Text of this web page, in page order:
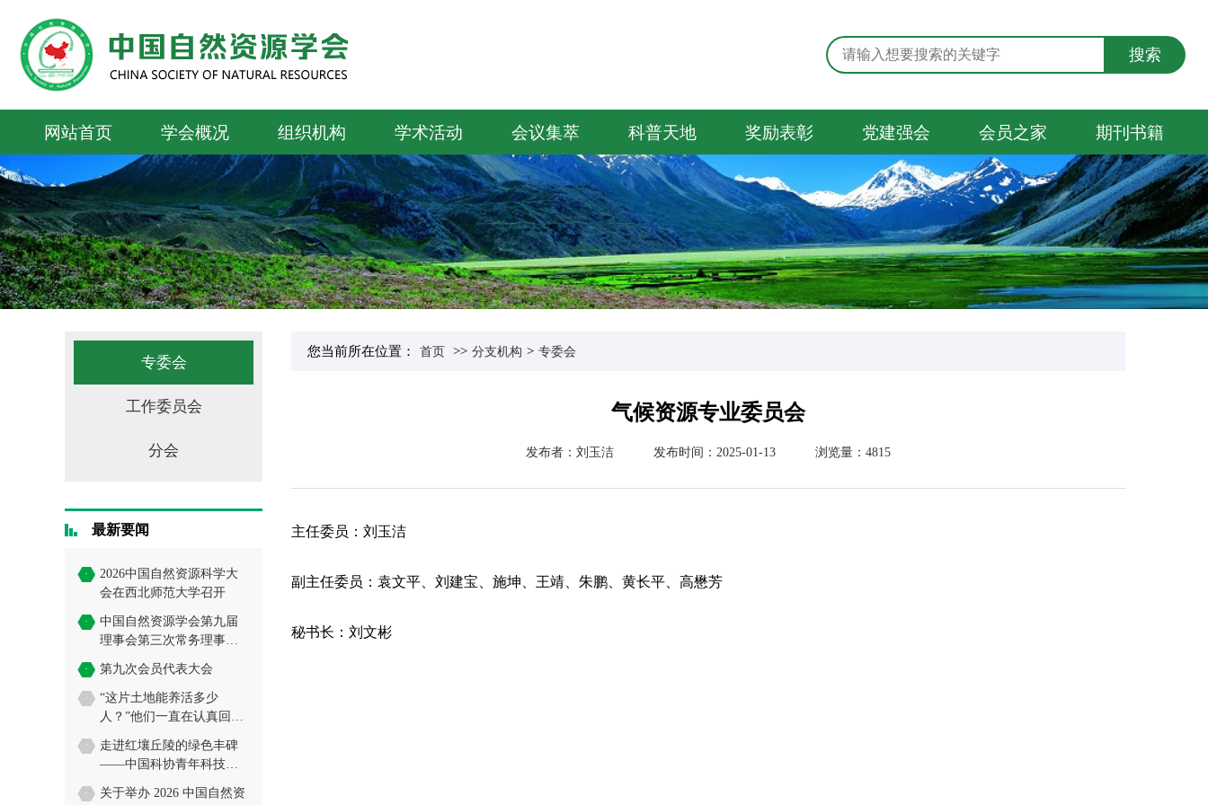
搜索
网站首页 学会概况 组织机构 学术活动 会议集萃 科普天地 奖励表彰 党建强会 会员之家 期刊书籍
专委会
工作委员会
分会
最新要闻
·
2026中国自然资源科学大
会在西北师范大学召开
·
中国自然资源学会第九届
理事会第三次常务理事会
会议暨资源科学学科发展
研讨会在京召开
· 第九次会员代表大会
·
“这片土地能养活多少
人？”他们一直在认真回答
→
·
走进红壤丘陵的绿色丰碑
——中国科协青年科技人
才培育工程博士生专项社
会历练活动学员走进千烟
· 关于举办 2026 中国自然资
您当前所在位置： 首页 >> 分支机构 > 专委会
气候资源专业委员会
发布者：刘玉洁 发布时间：2025-01-13 浏览量：4815
主任委员：刘玉洁
副主任委员：袁文平、刘建宝、施坤、王靖、朱鹏、黄长平、高懋芳
秘书长：刘文彬